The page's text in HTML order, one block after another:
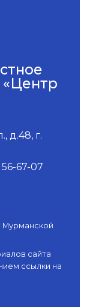
д.48, г.
67-07
Мурманской
сайта
ссылки на